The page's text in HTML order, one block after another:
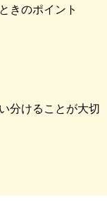
きのポイント
分けることが大切